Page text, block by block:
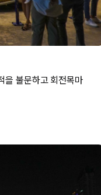
을 불문하고 회전목마